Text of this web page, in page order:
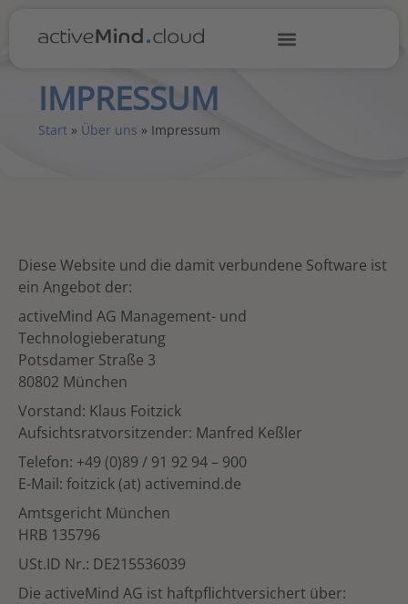
IMPRESSUM
Start » Über uns » Impressum
Diese Website und die damit verbundene Software ist
ein Angebot der:
activeMind AG Management- und
Technologieberatung
Potsdamer Straße 3
80802 München
Vorstand: Klaus Foitzick
Aufsichtsratvorsitzender: Manfred Keßler
Telefon: +49 (0)89 / 91 92 94 – 900
E-Mail: foitzick (at) activemind.de
Amtsgericht München
HRB 135796
USt.ID Nr.: DE215536039
Die activeMind AG ist haftpflichtversichert über: